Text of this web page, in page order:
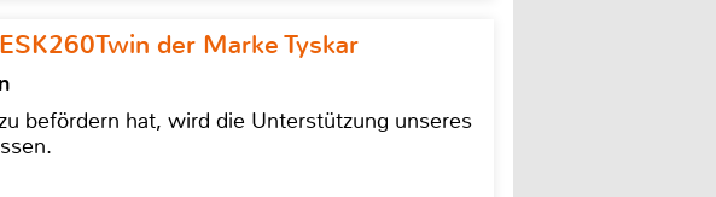
der Marke Tyskar
befördern hat, wird die Unterstützung unseres